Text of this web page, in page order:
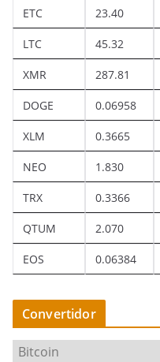
ETC 23.40
LTC 45.32
XMR 287.81
DOGE 0.06958
XLM 0.3665
NEO 1.830
TRX 0.3366
QTUM 2.070
EOS 0.06384
Convertidor